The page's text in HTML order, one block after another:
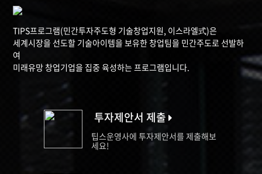
TIPS프로그램(민간투자주도형 기술창업지원, 이스라엘式)은
세계시장을 선도할 기술아이템을 보유한 창업팀을 민간주도로 선발하
여
미래유망 창업기업을 집중 육성하는 프로그램입니다.
투자제안서 제출
팁스운영사에 투자제안서를 제출해보
세요!